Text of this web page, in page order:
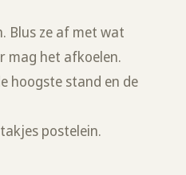
Blus ze af met wat
mag het afkoelen.
hoogste stand en de
postelein.